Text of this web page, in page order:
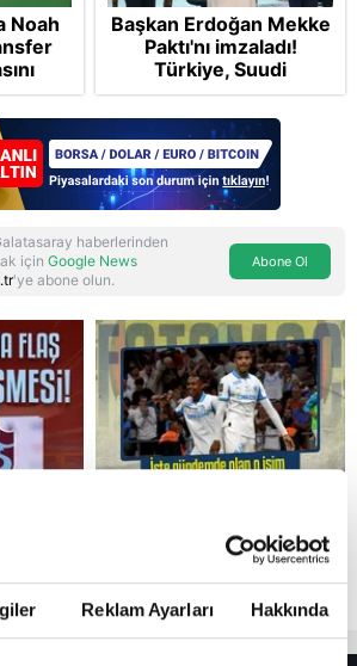
Reklam Ayarları Hakkında
Noah
Başkan Erdoğan Mekke
Paktı'nı imzaladı!
Türkiye, Suudi
Arabistan ve
Pakistan'dan stratejik
güvenlik adımı:
Anlaşmanın tüm
detayları
haberlerinden
için Google News
'ye abone olun.
Abone Ol